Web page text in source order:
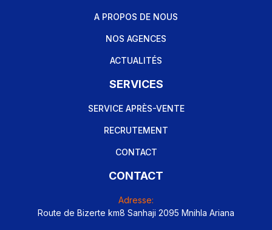
A PROPOS DE NOUS
NOS AGENCES
ACTUALITÉS
SERVICES
SERVICE APRÈS-VENTE
RECRUTEMENT
CONTACT
CONTACT
Adresse:
Route de Bizerte km8 Sanhaji 2095 Mnihla Ariana